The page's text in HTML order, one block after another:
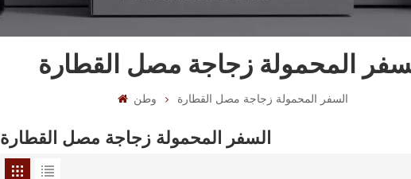
المحمولة زجاجة مصل القطارة
وطن السفر المحمولة زجاجة مصل القطارة
السفر المحمولة زجاجة مصل القطارة